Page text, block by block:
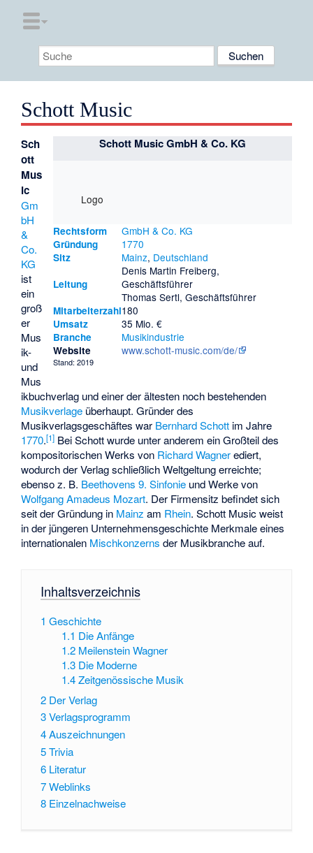
Schott Music
Schott Music GmbH & Co. KG
Logo
Rechtsform GmbH & Co. KG
Gründung 1770
Sitz Mainz, Deutschland
Leitung
Denis Martin Freiberg,
Geschäftsführer
Thomas Sertl, Geschäftsführer
Mitarbeiterzahl180
Umsatz 35 Mio. €
Branche Musikindustrie
Website www.schott-music.com/de/
Stand: 2019
Sch
ott
Mus
ic
Gm
bH
&
Co.
KG
ist
ein
groß
er
Mus
ik-
und
Mus
ikbuchverlag und einer der ältesten noch bestehenden
Musikverlage überhaupt. Gründer des
Musikverlagsgeschäftes war Bernhard Schott im Jahre
1770.[1] Bei Schott wurde unter anderem ein Großteil des
kompositorischen Werks von Richard Wagnerediert,
wodurch der Verlag schließlich Weltgeltung erreichte;
ebenso z. B. Beethovens 9. Sinfonie und Werke von
Wolfgang Amadeus Mozart. Der Firmensitz befindet sich
seit der Gründung in Mainz am Rhein. Schott Music weist
in der jüngeren Unternehmensgeschichte Merkmale eines
internationalen Mischkonzerns der Musikbranche auf.
Inhaltsverzeichnis
1 Geschichte
1.1 Die Anfänge
1.2 Meilenstein Wagner
1.3 Die Moderne
1.4 Zeitgenössische Musik
2 Der Verlag
3Verlagsprogramm
4Auszeichnungen
5Trivia
6 Literatur
7Weblinks
8 Einzelnachweise